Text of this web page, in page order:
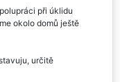
při úklidu
okolo domů ještě
určitě